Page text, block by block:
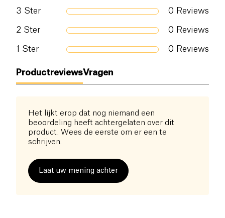
3 Ster 0 Reviews
2 Ster 0 Reviews
1 Ster 0 Reviews
ProductreviewsVragen
Het lijkt erop dat nog niemand een
beoordeling heeft achtergelaten over dit
product. Wees de eerste om er een te
schrijven.
Laat uw mening achter